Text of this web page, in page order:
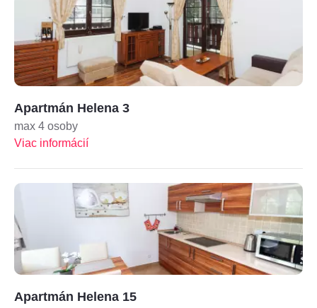
Apartmán Helena 3
max 4 osoby
Viac informácií
Apartmán Helena 15